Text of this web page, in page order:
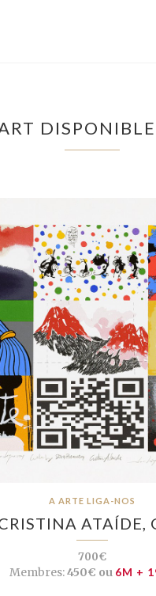
A ARTE LIGA-NOS
ATAÍDE,
700€
Membres:450€ ou 6M +